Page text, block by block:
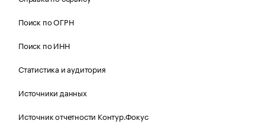
Поиск по ОГРН
Поиск по ИНН
Статистика и аудитория
Источники данных
Источник отчетности Контур.Фокус